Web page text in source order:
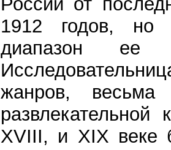
1912 годов, но
диапазон ее
жанров,
XVIII, и XIX веке